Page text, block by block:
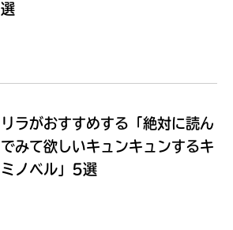
Loading...
選
リラがおすすめする 「絶対に読ん
でみて欲しいキュンキュンするキ
ミノベル」5選